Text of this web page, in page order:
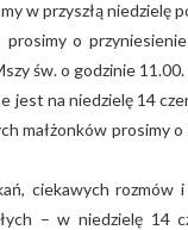
w przyszłą niedzielę
prosimy o
św. o godzinie 11.00.
jest na niedzielę 14
małżonków prosimy
ciekawych rozmów
– w niedzielę 14